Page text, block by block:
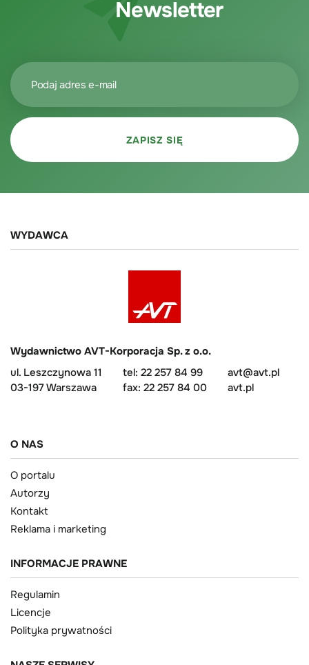
Newsletter
WYDAWCA
Wydawnictwo AVT-Korporacja Sp. z o.o.
ul. Leszczynowa 11
03-197 Warszawa
tel: 22 257 84 99
fax: 22 257 84 00
avt@avt.pl
avt.pl
O NAS
O portalu
Autorzy
Kontakt
Reklama i marketing
INFORMACJE PRAWNE
Regulamin
Licencje
Polityka prywatności